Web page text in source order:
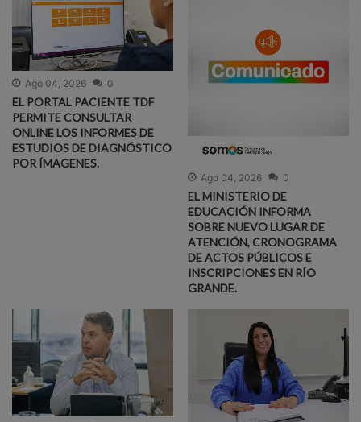
Ago 04, 2026 0
EL PORTAL PACIENTE TDF
PERMITE CONSULTAR
ONLINE LOS INFORMES DE
ESTUDIOS DE DIAGNÓSTICO
POR ÍMAGENES.
Ago 04, 2026 0
EL MINISTERIO DE
EDUCACIÓN INFORMA
SOBRE NUEVO LUGAR DE
ATENCIÓN, CRONOGRAMA
DE ACTOS PÚBLICOS E
INSCRIPCIONES EN RÍO
GRANDE.